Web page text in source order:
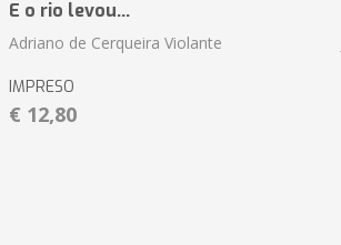
E o rio levou...
Adriano de Cerqueira Violante
IMPRESO
€ 12,80